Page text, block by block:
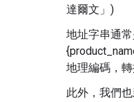
達爾文」)
地址字串通
地理編碼，
此外，我們